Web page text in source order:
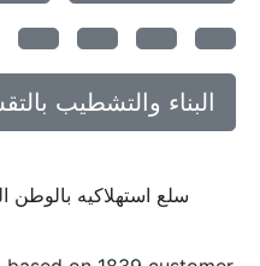
البناء والتشطيب
سلع استهلاكيه بالوطن